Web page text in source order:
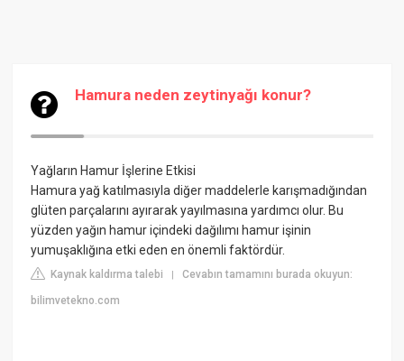
Hamura neden zeytinyağı konur?
Yağların Hamur İşlerine Etkisi
Hamura yağ katılmasıyla diğer maddelerle karışmadığından
glüten parçalarını ayırarak yayılmasına yardımcı olur. Bu
yüzden yağın hamur içindeki dağılımı hamur işinin
yumuşaklığına etki eden en önemli faktördür.
Kaynak kaldırma talebi |Cevabın tamamını burada okuyun:
bilimvetekno.com